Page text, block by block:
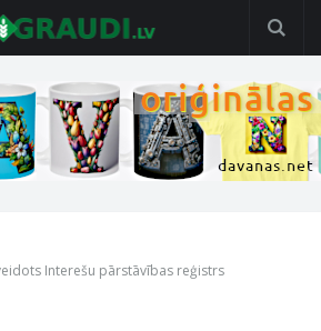
Interešu pārstāvības reģistrs